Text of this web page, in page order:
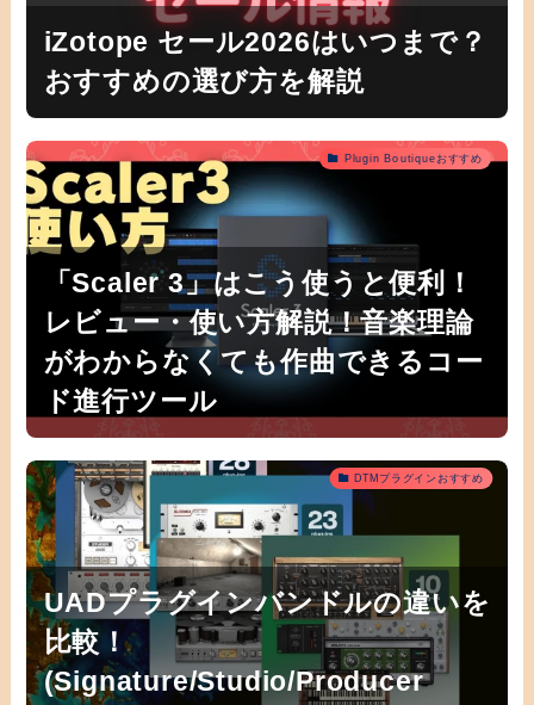
iZotope セール2026はいつまで？
おすすめの選び方を解説
Plugin Boutiqueおすすめ
「Scaler 3」はこう使うと便利！
レビュー・使い方解説！音楽理論
がわからなくても作曲できるコー
ド進行ツール
DTMプラグインおすすめ
UADプラグインバンドルの違いを
比較！
(Signature/Studio/Producer